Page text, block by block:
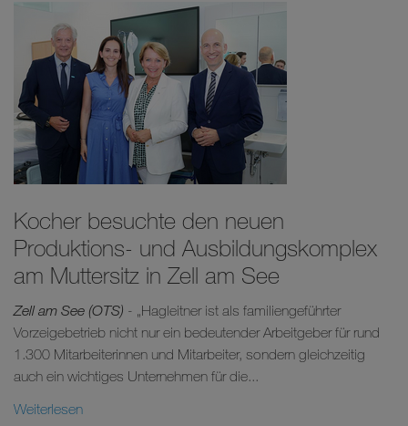
Kocher besuchte den neuen
Produktions- und Ausbildungskomplex
am Muttersitz in Zell am See
Zell am See (OTS) - „Hagleitner ist als familiengeführter
Vorzeigebetrieb nicht nur ein bedeutender Arbeitgeber für rund
1.300 Mitarbeiterinnen und Mitarbeiter, sondern gleichzeitig
auch ein wichtiges Unternehmen für die...
Weiterlesen